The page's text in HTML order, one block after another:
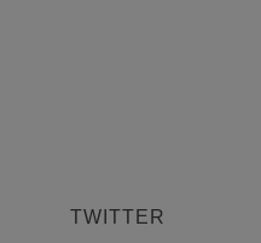
TWITTER